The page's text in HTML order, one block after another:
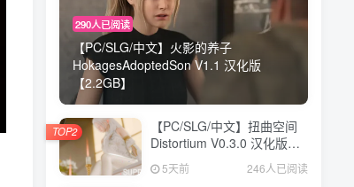
290人已阅读
【PC/SLG/中文】火影的养子
HokagesAdoptedSon V1.1 汉化版
【2.2GB】
【PC/SLG/中文】扭曲空间
Distortium V0.3.0 汉化版
【4.5GB】
5天前 246人已阅读
TOP2